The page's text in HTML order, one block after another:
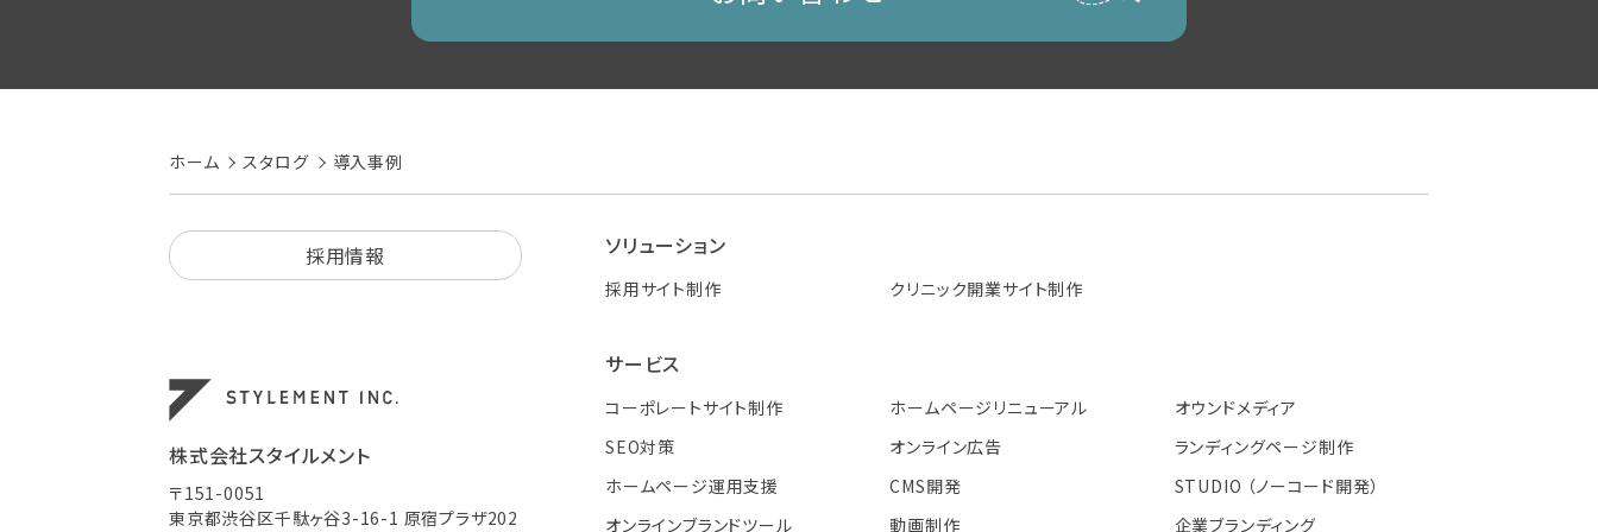
ホーム スタログ 導入事例
採用情報 ソリューション
採用サイト制作 クリニック開業サイト制作
サービス
コーポレートサイト制作 ホームページリニューアル
オウンドメディア
SEO対策
オンライン広告
ランディングページ制作
ホームページ運用支援
CMS開発
STUDIO （ノーコード開発）
オンラインブランドツール
動画制作 企業ブランディング
株式会社スタイルメント
〒151-0051
東京都渋谷区千駄ヶ谷3-16-1 原宿プラザ202